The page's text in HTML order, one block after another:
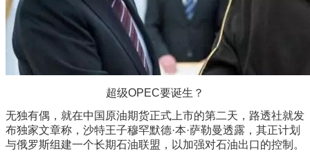
超级OPEC要诞生？
无独有偶，就在中国原油期货正式上市的第二天，路透社就发
布独家文章称，沙特王子穆罕默德·本·萨勒曼透露，其正计划
与俄罗斯组建一个长期石油联盟，以加强对石油出口的控制。